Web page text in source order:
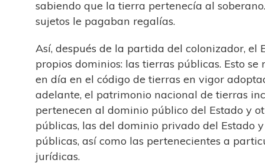
sabiendo que la tierra pertenecía al
sujetos le pagaban regalías.
Así, después de la partida del colonizador, el
propios dominios: las tierras públicas. Esto
en día en el código de tierras en vigor
adelante, el patrimonio nacional de tierras
pertenecen al dominio público del Estado y
públicas, las del dominio privado del Estado
públicas, así como las pertenecientes a
jurídicas.